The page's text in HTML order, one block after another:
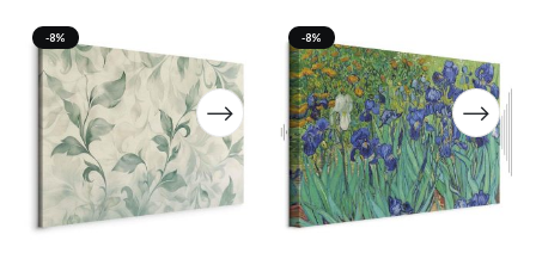
-8% -8%